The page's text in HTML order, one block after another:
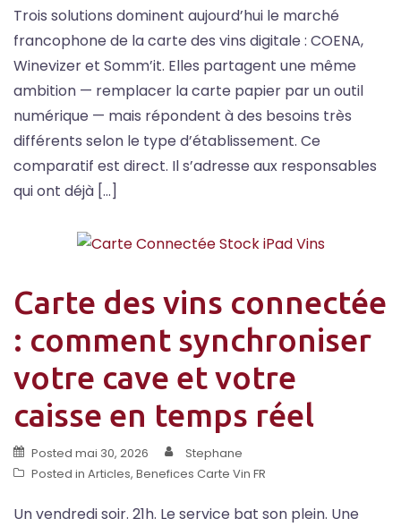
Trois solutions dominent aujourd’hui le marché
francophone de la carte des vins digitale : COENA,
Winevizer et Somm’it. Elles partagent une même
ambition — remplacer la carte papier par un outil
numérique — mais répondent à des besoins très
différents selon le type d’établissement. Ce
comparatif est direct. Il s’adresse aux responsables
qui ont déjà […]
Carte des vins connectée
: comment synchroniser
votre cave et votre
caisse en temps réel
Posted mai 30, 2026
Stephane
Posted in Articles, Benefices Carte Vin FR
Un vendredi soir. 21h. Le service bat son plein. Une